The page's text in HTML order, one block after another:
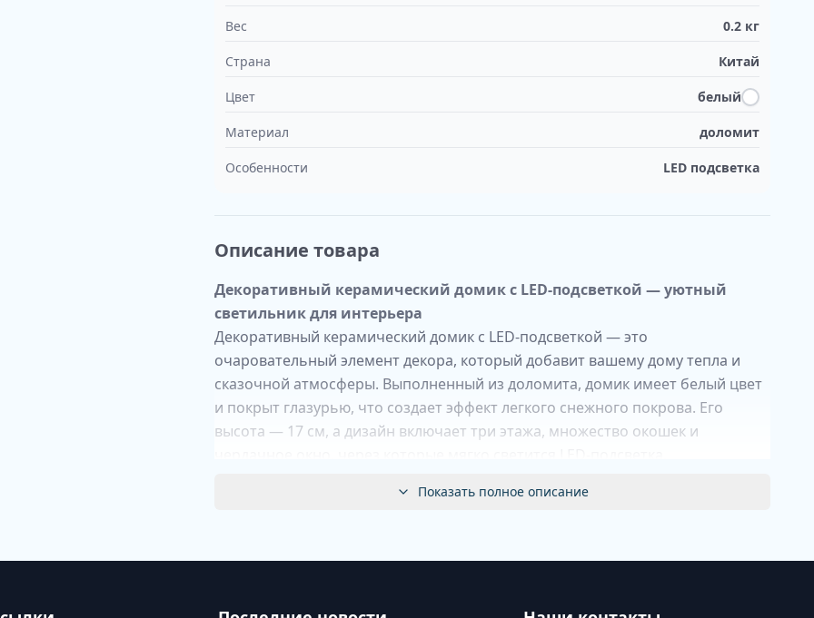
Вес 0.2 кг
Страна Китай
Цвет белый
Материал доломит
Особенности LED подсветка
Описание товара
Декоративный керамический домик с LED-подсветкой — уютный
светильник для интерьера
Декоративный керамический домик с LED-подсветкой — это
очаровательный элемент декора, который добавит вашему дому тепла и
сказочной атмосферы. Выполненный из доломита, домик имеет белый цвет
и покрыт глазурью, что создает эффект легкого снежного покрова. Его
высота — 17 см, а дизайн включает три этажа, множество окошек и
Домик выполнен в стиле сказочного зимнего жилища. Его белый цвет и
Показать полное описание